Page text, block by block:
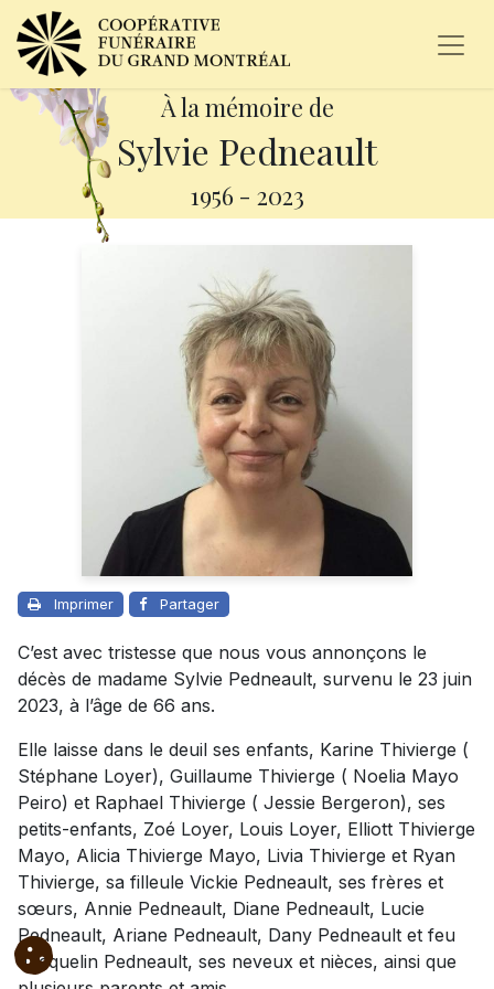
À la mémoire de
Sylvie Pedneault
1956 - 2023
Imprimer Partager
C’est avec tristesse que nous vous annonçons le
décès de madame Sylvie Pedneault, survenu le 23 juin
2023, à l’âge de 66 ans.
Elle laisse dans le deuil ses enfants, Karine Thivierge (
Stéphane Loyer), Guillaume Thivierge ( Noelia Mayo
Peiro) et Raphael Thivierge ( Jessie Bergeron), ses
petits-enfants, Zoé Loyer, Louis Loyer, Elliott Thivierge
Mayo, Alicia Thivierge Mayo, Livia Thivierge et Ryan
Thivierge, sa filleule Vickie Pedneault, ses frères et
sœurs, Annie Pedneault, Diane Pedneault, Lucie
Pedneault, Ariane Pedneault, Dany Pedneault et feu
Jacquelin Pedneault, ses neveux et nièces, ainsi que